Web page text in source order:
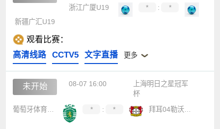
浙江广厦U19
* :
*
新疆广汇U19
观看比赛：
高清线路
CCTV5 文字直播 更多
未开始 08-07 16:00
上海明日之星冠军
杯
* : *